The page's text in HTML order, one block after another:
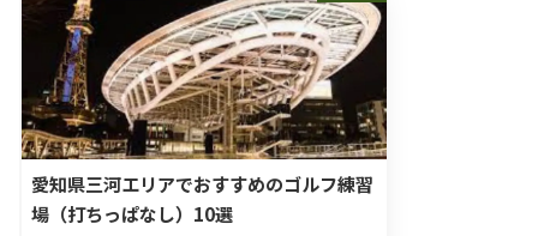
愛知県三河エリアでおすすめのゴルフ練習
場（打ちっぱなし）10選